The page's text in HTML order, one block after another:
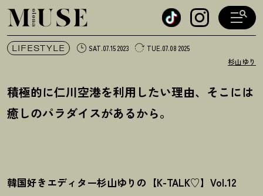
オトナミューズ ウェブ
LIFESTYLE SAT.07.15 2023 TUE.07.08 2025
杉山ゆり
積極的に仁川空港を利用したい理由、そこには
癒しのパラダイスがあるから。
韓国好きエディター杉山ゆりの【K-TALK♡】Vol.12